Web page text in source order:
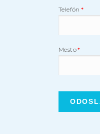
Telefón
Mesto